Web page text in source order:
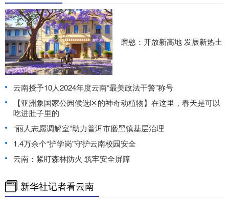
磨憨：开放新高地 发展新热土
云南授予10人2024年度云南“最美政法干警”称号
【亚洲象国家公园候选区的神奇动植物】在这里，春天是可以
吃进肚子里的
“丽人志愿调解室”助力普洱市磨黑镇基层治理
1.4万余个“护学岗”守护云南校园安全
云南：紧盯森林防火 筑牢安全屏障
新华社记者看云南